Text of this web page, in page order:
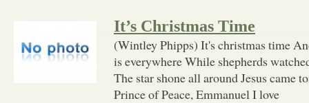
It’s Christmas Time
(Wintley Phipps) It's christmas time
is everywhere While shepherds
The star shone all around Jesus came
Prince of Peace, Emmanuel I love